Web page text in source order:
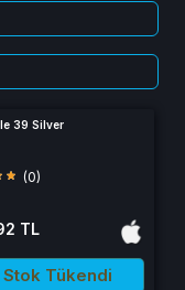
39 Silver
(0)
TL
Tükendi